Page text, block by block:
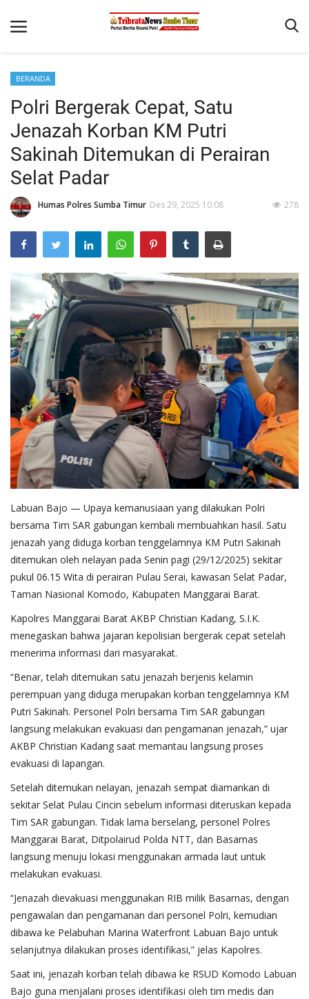
Beranda
Terms & Conditions
Reskrim
Binkam
Giat Ops
Mitra Polisi
Lantas
Jurnal Kamtibmas
BERANDA
Polri Bergerak Cepat, Satu
Jenazah Korban KM Putri
Sakinah Ditemukan di Perairan
Selat Padar
Humas Polres Sumba Timur Des 29, 2025 10:08 278
Labuan Bajo — Upaya kemanusiaan yang dilakukan Polri
bersama Tim SAR gabungan kembali membuahkan hasil. Satu
jenazah yang diduga korban tenggelamnya KM Putri Sakinah
ditemukan oleh nelayan pada Senin pagi (29/12/2025) sekitar
pukul 06.15 Wita di perairan Pulau Serai, kawasan Selat Padar,
Taman Nasional Komodo, Kabupaten Manggarai Barat.
Kapolres Manggarai Barat AKBP Christian Kadang, S.I.K.
menegaskan bahwa jajaran kepolisian bergerak cepat setelah
menerima informasi dari masyarakat.
“Benar, telah ditemukan satu jenazah berjenis kelamin
perempuan yang diduga merupakan korban tenggelamnya KM
Putri Sakinah. Personel Polri bersama Tim SAR gabungan
langsung melakukan evakuasi dan pengamanan jenazah,” ujar
AKBP Christian Kadang saat memantau langsung proses
evakuasi di lapangan.
Setelah ditemukan nelayan, jenazah sempat diamankan di
sekitar Selat Pulau Cincin sebelum informasi diteruskan kepada
Tim SAR gabungan. Tidak lama berselang, personel Polres
Manggarai Barat, Ditpolairud Polda NTT, dan Basarnas
langsung menuju lokasi menggunakan armada laut untuk
melakukan evakuasi.
“Jenazah dievakuasi menggunakan RIB milik Basarnas, dengan
pengawalan dan pengamanan dari personel Polri, kemudian
dibawa ke Pelabuhan Marina Waterfront Labuan Bajo untuk
selanjutnya dilakukan proses identifikasi,” jelas Kapolres.
Saat ini, jenazah korban telah dibawa ke RSUD Komodo Labuan
Bajo guna menjalani proses identifikasi oleh tim medis dan